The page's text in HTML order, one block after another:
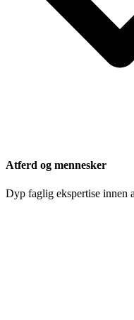
Atferd og mennesker
Dyp faglig ekspertise innen